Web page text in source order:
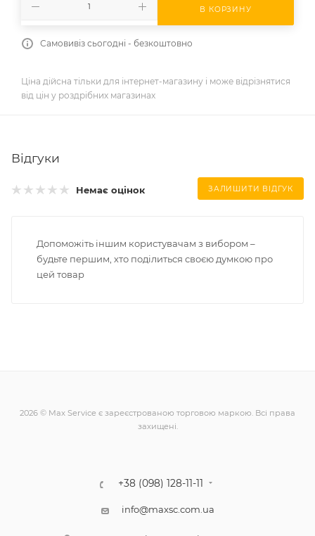
В КОРЗИНУ
Самовивіз сьогодні - безкоштовно
Ціна дійсна тільки для інтернет-магазину і може відрізнятися
від цін у роздрібних магазинах
Відгуки
Немає оцінок ЗАЛИШИТИ ВІДГУК
Допоможіть іншим користувачам з вибором –
будьте першим, хто поділиться своєю думкою про
цей товар
2026 © Max Service є зареєстрованою торговою маркою. Всі права
захищені.
+38 (098) 128-11-11
info@maxsc.com.ua